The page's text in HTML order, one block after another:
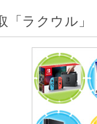
「ラクウル」